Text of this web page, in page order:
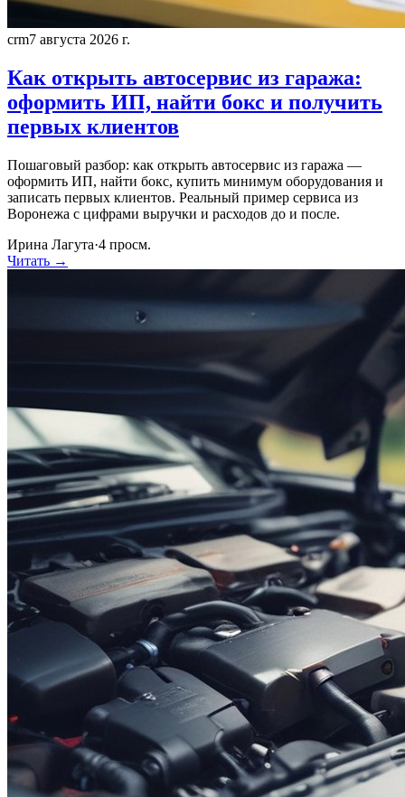
crm7 августа 2026 г.
Как открыть автосервис из гаража:
оформить ИП, найти бокс и получить
первых клиентов
Пошаговый разбор: как открыть автосервис из гаража —
оформить ИП, найти бокс, купить минимум оборудования и
записать первых клиентов. Реальный пример сервиса из
Воронежа с цифрами выручки и расходов до и после.
Ирина Лагута·4 просм.
Читать →